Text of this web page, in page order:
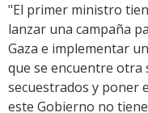
"El primer ministro
lanzar una campaña
Gaza e implementar
que se encuentre otra
secuestrados y poner
este Gobierno no